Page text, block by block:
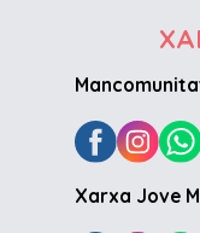
Xarxa Jove